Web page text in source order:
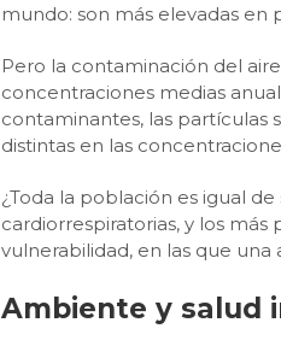
mundo: son más elevadas en
Pero la contaminación del
concentraciones medias
contaminantes, las partículas
distintas en las
¿Toda la población es igual
cardiorrespiratorias, y los
vulnerabilidad, en las que
Ambiente y salud